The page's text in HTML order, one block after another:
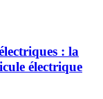
: la
électrique